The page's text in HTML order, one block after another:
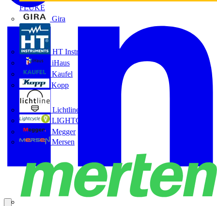
FLUKE
Gira
HT Instruments GmbH
iHaus
Kaufel
Kopp
Lichtline
LIGHTCYCLE
Megger
Mersen